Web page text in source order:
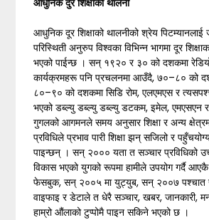
आधुनिक दूर शिक्षाको थालनीको श्रेय
परिस्थिती अनुरुप विश्वका विभिन्न भागमा दूर
भएको पाईन्छ । सन् १९२० र ३० को दशकमा
कार्यक्रमहरू पनि प्रचलनमा आउँदै, ७०–८० को
८०–९० को दशकमा सिडि रोम, एलएमएस र
भएको डब्ल्यु डब्ल्यु डब्ल्यु डटकम, इमेल,
गुगलको आगमनले समय अनुसार शिक्षा र अन्य
प्रविधिले प्रभाव पारी शिक्षा झन् सजिलो र
पाइन्छन् । सन् २००० यता त सञ्चार प्रविधिको
विकास भएको युगको रूपमा हामीले उपयोग गर्दै
फेसबुक, सन् २००५ मा युट्युब, सन् २००७ पश्चात
वाइफाइ र डेटाले त धेरै सञ्चार, खबर, जानकारी,
हाम्रो औंलाको टुप्पोमै पाइन सकिने भएको छ ।